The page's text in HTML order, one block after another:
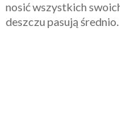
nosić wszystkich
deszczu pasują średnio.